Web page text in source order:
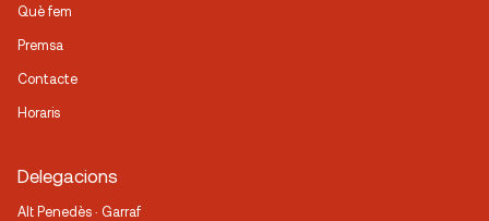
Què fem
Premsa
Contacte
Horaris
Delegacions
Alt Penedès · Garraf